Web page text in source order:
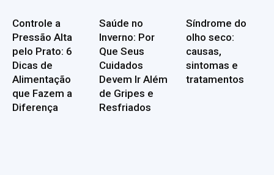
Controle a
Pressão Alta
pelo Prato: 6
Dicas de
Alimentação
que Fazem a
Diferença
Saúde no
Inverno: Por
Que Seus
Cuidados
Devem Ir Além
de Gripes e
Resfriados
Síndrome do
olho seco:
causas,
sintomas e
tratamentos